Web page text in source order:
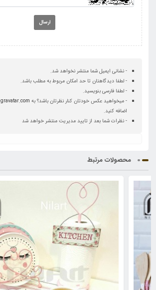
ارسال
- نشانی ایمیل شما منتشر نخواهد شد.
- لطفا دیدگاهتان تا حد امکان مربوط به مطلب باشد.
- لطفا فارسی بنویسید.
- میخواهید عکس خودتان کنار نظرتان باشد؟ به gravatar.com
اضافه کنید.
- نظرات شما بعد از تایید مدیریت منتشر خواهد شد
محصولات مرتبط